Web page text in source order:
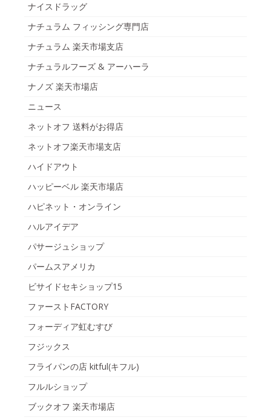
ナイスドラッグ
ナチュラム フィッシング専門店
ナチュラム 楽天市場支店
ナチュラルフーズ & アーハーラ
ナノズ 楽天市場店
ニュース
ネットオフ 送料がお得店
ネットオフ楽天市場支店
ハイドアウト
ハッピーベル 楽天市場店
ハピネット・オンライン
ハルアイデア
パサージュショップ
パームスアメリカ
ビサイドセキショップ15
ファーストFACTORY
フォーディア虹むすび
フジックス
フライパンの店 kitful(キフル)
フルルショップ
ブックオフ 楽天市場店